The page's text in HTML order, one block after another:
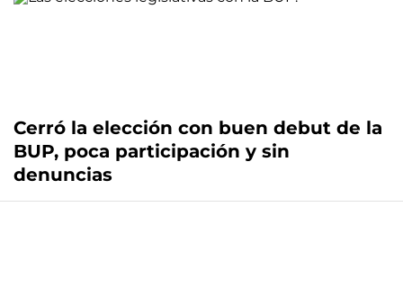
Cerró la elección con buen debut de la
BUP, poca participación y sin
denuncias